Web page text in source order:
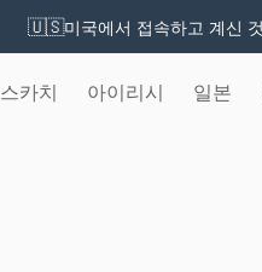
🇺🇸미국에서 접속하고 계신
스카치 아이리시 일본